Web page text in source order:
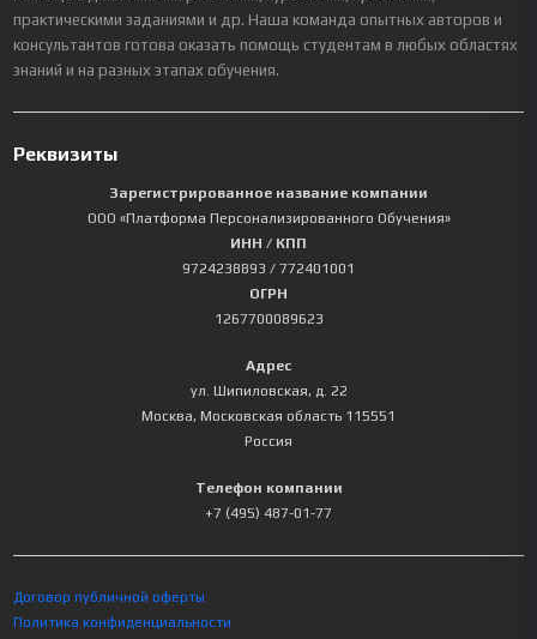
практическими заданиями и др. Наша команда опытных авторов и
консультантов готова оказать помощь студентам в любых областях
знаний и на разных этапах обучения.
Реквизиты
Зарегистрированное название компании
ООО «Платформа Персонализированного Обучения»
ИНН / КПП
9724238893 / 772401001
ОГРН
1267700089623
Адрес
ул. Шипиловская, д. 22
Москва, Московская область 115551
Россия
Телефон компании
+7 (495) 487-01-77
Договор публичной оферты
Политика конфиденциальности